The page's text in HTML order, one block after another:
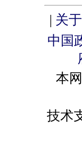
| 关
中国
本
技术